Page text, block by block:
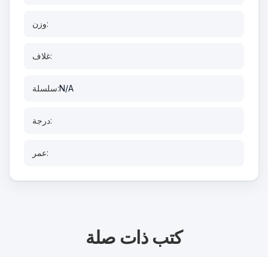
وزن:
غلاف:
سلسلة:N/A
درجة:
عمر:
كتب ذات صلة